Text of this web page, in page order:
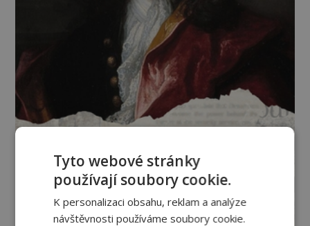
Tyto webové stránky
používají soubory cookie.
K personalizaci obsahu, reklam a analýze
návštěvnosti používáme soubory cookie.